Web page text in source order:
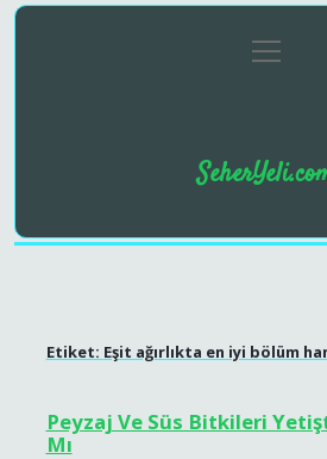
Gizlilik Politikası
menüyü
aç
Etiket: Eşit ağırlıkta en iyi bölüm
Peyzaj Ve Süs Bitkileri
Mı